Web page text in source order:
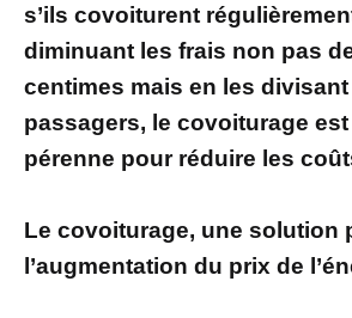
s’ils covoiturent
diminuant les frais non pas
centimes mais en les divisant
passagers, le covoiturage
pérenne pour réduire les
Le covoiturage, une solution
l’augmentation du prix de